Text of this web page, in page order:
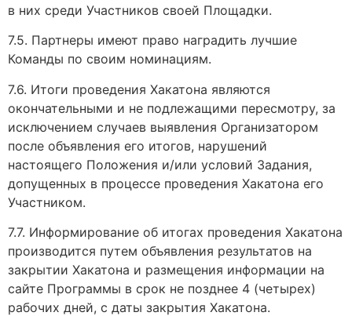
в них среди Участников своей Площадки.
7.5. Партнеры имеют право наградить лучшие
Команды по своим номинациям.
7.6. Итоги проведения Хакатона являются
окончательными и не подлежащими пересмотру, за
исключением случаев выявления Организатором
после объявления его итогов, нарушений
настоящего Положения и/или условий Задания,
допущенных в процессе проведения Хакатона его
Участником.
7.7. Информирование об итогах проведения Хакатона
производится путем объявления результатов на
закрытии Хакатона и размещения информации на
сайте Программы в срок не позднее 4 (четырех)
рабочих дней, с даты закрытия Хакатона.